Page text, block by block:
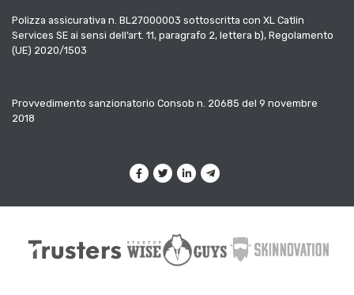
Polizza assicurativa n. BL27000003 sottoscritta con XL Catlin
Services SE ai sensi dell’art. 11, paragrafo 2, lettera b), Regolamento
(UE) 2020/1503
Provvedimento sanzionatorio Consob n. 20685 del 9 novembre
2018